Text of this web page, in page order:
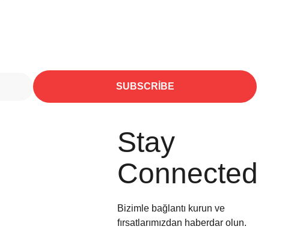
SUBSCRIBE
Stay
Connected
Bizimle bağlantı kurun ve
fırsatlarımızdan haberdar olun.